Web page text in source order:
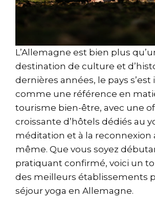
L’Allemagne est bien plus
destination de culture et
dernières années, le pays s’est
comme une référence en
tourisme bien-être, avec une
croissante d’hôtels dédiés au
méditation et à la reconnexion
même. Que vous soyez
pratiquant confirmé, voici un
des meilleurs établissements
séjour yoga en Allemagne.